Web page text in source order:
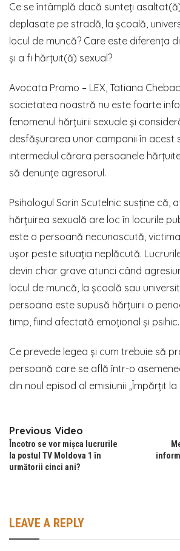
Ce se întâmplă dacă sunteți
deplasate pe stradă, la școală,
locul de muncă? Care este diferența
și a fi hărțuit(ă) sexual?
Avocata Promo – LEX, Tatiana
societatea noastră nu este foarte
fenomenul hărțuirii sexuale și
desfășurarea unor campanii în acest
intermediul cărora persoanele
să denunțe agresorul.
Psihologul Sorin Scutelnic susține că,
hărțuirea sexuală are loc în locurile
este o persoană necunoscută,
ușor peste situația neplăcută.
devin chiar grave atunci când
locul de muncă, la școală sau
persoana este supusă hărțuirii o
timp, fiind afectată emoțional și psihic.
Ce prevede legea și cum trebuie să
persoană care se află într-o
din noul episod al emisiunii „Împărțit la
Previous Video
Încotro se vor mișca lucrurile
la postul TV Moldova 1 în
următorii cinci ani?
LEAVE A REPLY